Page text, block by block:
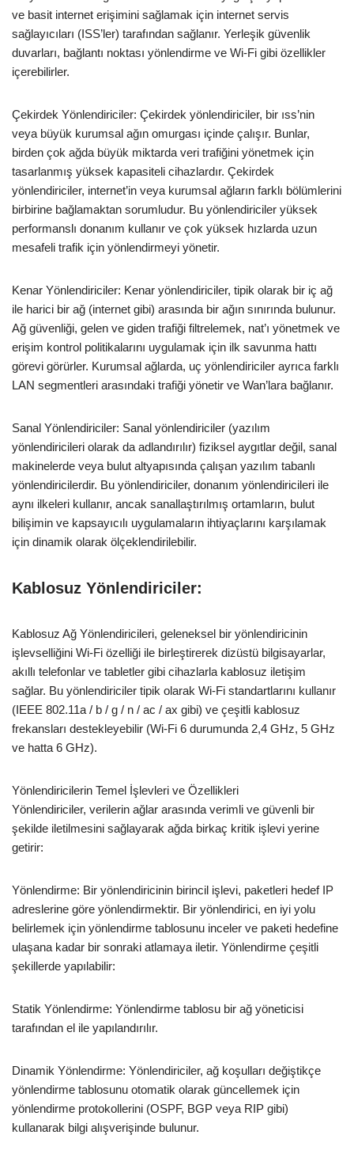
ve basit internet erişimini sağlamak için internet servis
sağlayıcıları (ISS’ler) tarafından sağlanır. Yerleşik güvenlik
duvarları, bağlantı noktası yönlendirme ve Wi-Fi gibi özellikler
içerebilirler.
Çekirdek Yönlendiriciler: Çekirdek yönlendiriciler, bir ıss’nin
veya büyük kurumsal ağın omurgası içinde çalışır. Bunlar,
birden çok ağda büyük miktarda veri trafiğini yönetmek için
tasarlanmış yüksek kapasiteli cihazlardır. Çekirdek
yönlendiriciler, internet’in veya kurumsal ağların farklı bölümlerini
birbirine bağlamaktan sorumludur. Bu yönlendiriciler yüksek
performanslı donanım kullanır ve çok yüksek hızlarda uzun
mesafeli trafik için yönlendirmeyi yönetir.
Kenar Yönlendiriciler: Kenar yönlendiriciler, tipik olarak bir iç ağ
ile harici bir ağ (internet gibi) arasında bir ağın sınırında bulunur.
Ağ güvenliği, gelen ve giden trafiği filtrelemek, nat’ı yönetmek ve
erişim kontrol politikalarını uygulamak için ilk savunma hattı
görevi görürler. Kurumsal ağlarda, uç yönlendiriciler ayrıca farklı
LAN segmentleri arasındaki trafiği yönetir ve Wan’lara bağlanır.
Sanal Yönlendiriciler: Sanal yönlendiriciler (yazılım
yönlendiricileri olarak da adlandırılır) fiziksel aygıtlar değil, sanal
makinelerde veya bulut altyapısında çalışan yazılım tabanlı
yönlendiricilerdir. Bu yönlendiriciler, donanım yönlendiricileri ile
aynı ilkeleri kullanır, ancak sanallaştırılmış ortamların, bulut
bilişimin ve kapsayıcılı uygulamaların ihtiyaçlarını karşılamak
için dinamik olarak ölçeklendirilebilir.
Kablosuz Yönlendiriciler:
Kablosuz Ağ Yönlendiricileri, geleneksel bir yönlendiricinin
işlevselliğini Wi-Fi özelliği ile birleştirerek dizüstü bilgisayarlar,
akıllı telefonlar ve tabletler gibi cihazlarla kablosuz iletişim
sağlar. Bu yönlendiriciler tipik olarak Wi-Fi standartlarını kullanır
(IEEE 802.11a / b / g / n / ac / ax gibi) ve çeşitli kablosuz
frekansları destekleyebilir (Wi-Fi 6 durumunda 2,4 GHz, 5 GHz
ve hatta 6 GHz).
Yönlendiricilerin Temel İşlevleri ve Özellikleri
Yönlendiriciler, verilerin ağlar arasında verimli ve güvenli bir
şekilde iletilmesini sağlayarak ağda birkaç kritik işlevi yerine
getirir:
Yönlendirme: Bir yönlendiricinin birincil işlevi, paketleri hedef IP
adreslerine göre yönlendirmektir. Bir yönlendirici, en iyi yolu
belirlemek için yönlendirme tablosunu inceler ve paketi hedefine
ulaşana kadar bir sonraki atlamaya iletir. Yönlendirme çeşitli
şekillerde yapılabilir:
Statik Yönlendirme: Yönlendirme tablosu bir ağ yöneticisi
tarafından el ile yapılandırılır.
Dinamik Yönlendirme: Yönlendiriciler, ağ koşulları değiştikçe
yönlendirme tablosunu otomatik olarak güncellemek için
yönlendirme protokollerini (OSPF, BGP veya RIP gibi)
kullanarak bilgi alışverişinde bulunur.